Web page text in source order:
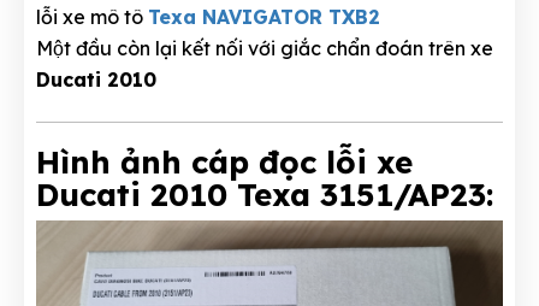
lỗi xe mô tô Texa NAVIGATOR TXB2
Một đầu còn lại kết nối với giắc chẩn đoán trên xe
Ducati 2010
Hình ảnh cáp đọc lỗi xe
Ducati 2010 Texa 3151/AP23: